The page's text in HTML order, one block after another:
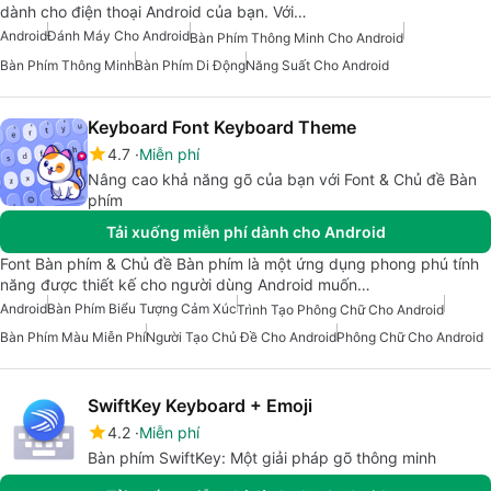
dành cho điện thoại Android của bạn. Với…
AndroidĐánh Máy Cho AndroidBàn Phím Thông Minh Cho Android
Bàn Phím Thông MinhBàn Phím Di ĐộngNăng Suất Cho Android
Keyboard Font Keyboard Theme
4.7 Miễn phí
Nâng cao khả năng gõ của bạn với Font & Chủ đề Bàn
phím
Tải xuống miễn phí dành cho Android
Font Bàn phím & Chủ đề Bàn phím là một ứng dụng phong phú tính
năng được thiết kế cho người dùng Android muốn…
AndroidBàn Phím Biểu Tượng Cảm XúcTrình Tạo Phông Chữ Cho Android
Bàn Phím Màu Miễn PhíNgười Tạo Chủ Đề Cho AndroidPhông Chữ Cho Android
SwiftKey Keyboard + Emoji
4.2 Miễn phí
Bàn phím SwiftKey: Một giải pháp gõ thông minh